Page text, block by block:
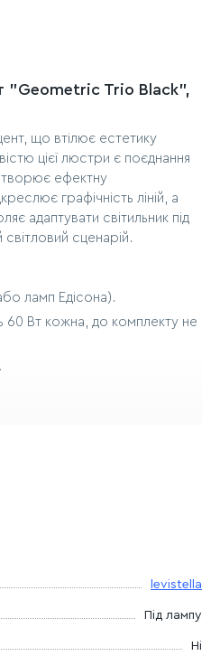
"Geometric Trio Black",
що втілює естетику
цієї люстри є поєднання
ефектну
графічність ліній, а
адаптувати світильник під
сценарій.
ламп Едісона).
60 Вт кожна, до комплекту не
що привертає увагу
levistella
Під лампу
Ні